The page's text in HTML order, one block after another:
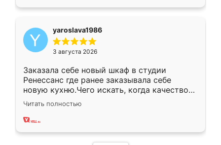
yaroslava1986
3 августа 2026
Заказала себе новый шкаф в студии
Ренессанс где ранее заказывала себе
новую кухню.Чего искать, когда качеством
вполне довольна. Служит кухня уже почти
два года, нареканий нет.
Читать полностью